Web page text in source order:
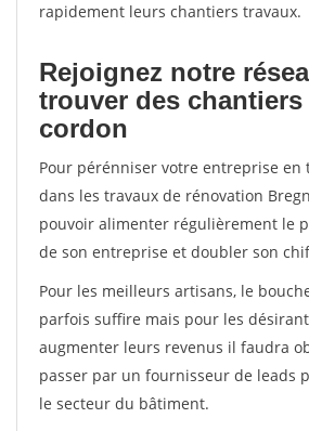
rapidement leurs chantiers travaux.
Rejoignez notre
trouver des chantiers
cordon
Pour pérénniser votre entreprise en
dans les travaux de rénovation
pouvoir alimenter régulièrement le
de son entreprise et doubler son
Pour les meilleurs artisans, le
parfois suffire mais pour les
augmenter leurs revenus il faudra
passer par un fournisseur de leads
le secteur du bâtiment.